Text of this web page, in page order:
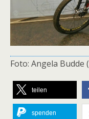
Foto: Angela Budde (
teilen
spenden